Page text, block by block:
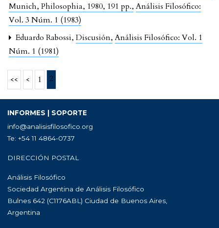
Munich, Philosophia, 1980, 191 pp.,Análisis Filosófico:
Vol. 3 Núm. 1 (1983)
Eduardo Rabossi, Discusión,Análisis Filosófico: Vol. 1
Núm. 1 (1981)
<< < 1 2
INFORMES | SOPORTE
info@analisisfilosofico.org
Te: +54 11 4864-0737
DIRECCIÓN POSTAL
Análisis Filosófico
Sociedad Argentina de Análisis Filosófico
Bulnes 642 (C1176ABL) Ciudad de Buenos Aires,
Argentina